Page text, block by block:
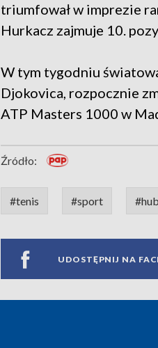
triumfował w imprezie
Hurkacz zajmuje 10.
W tym tygodniu
Djokovica, rozpocznie
ATP Masters 1000 w
Źródło:
#tenis #sport
UDOSTĘPNIJ NA